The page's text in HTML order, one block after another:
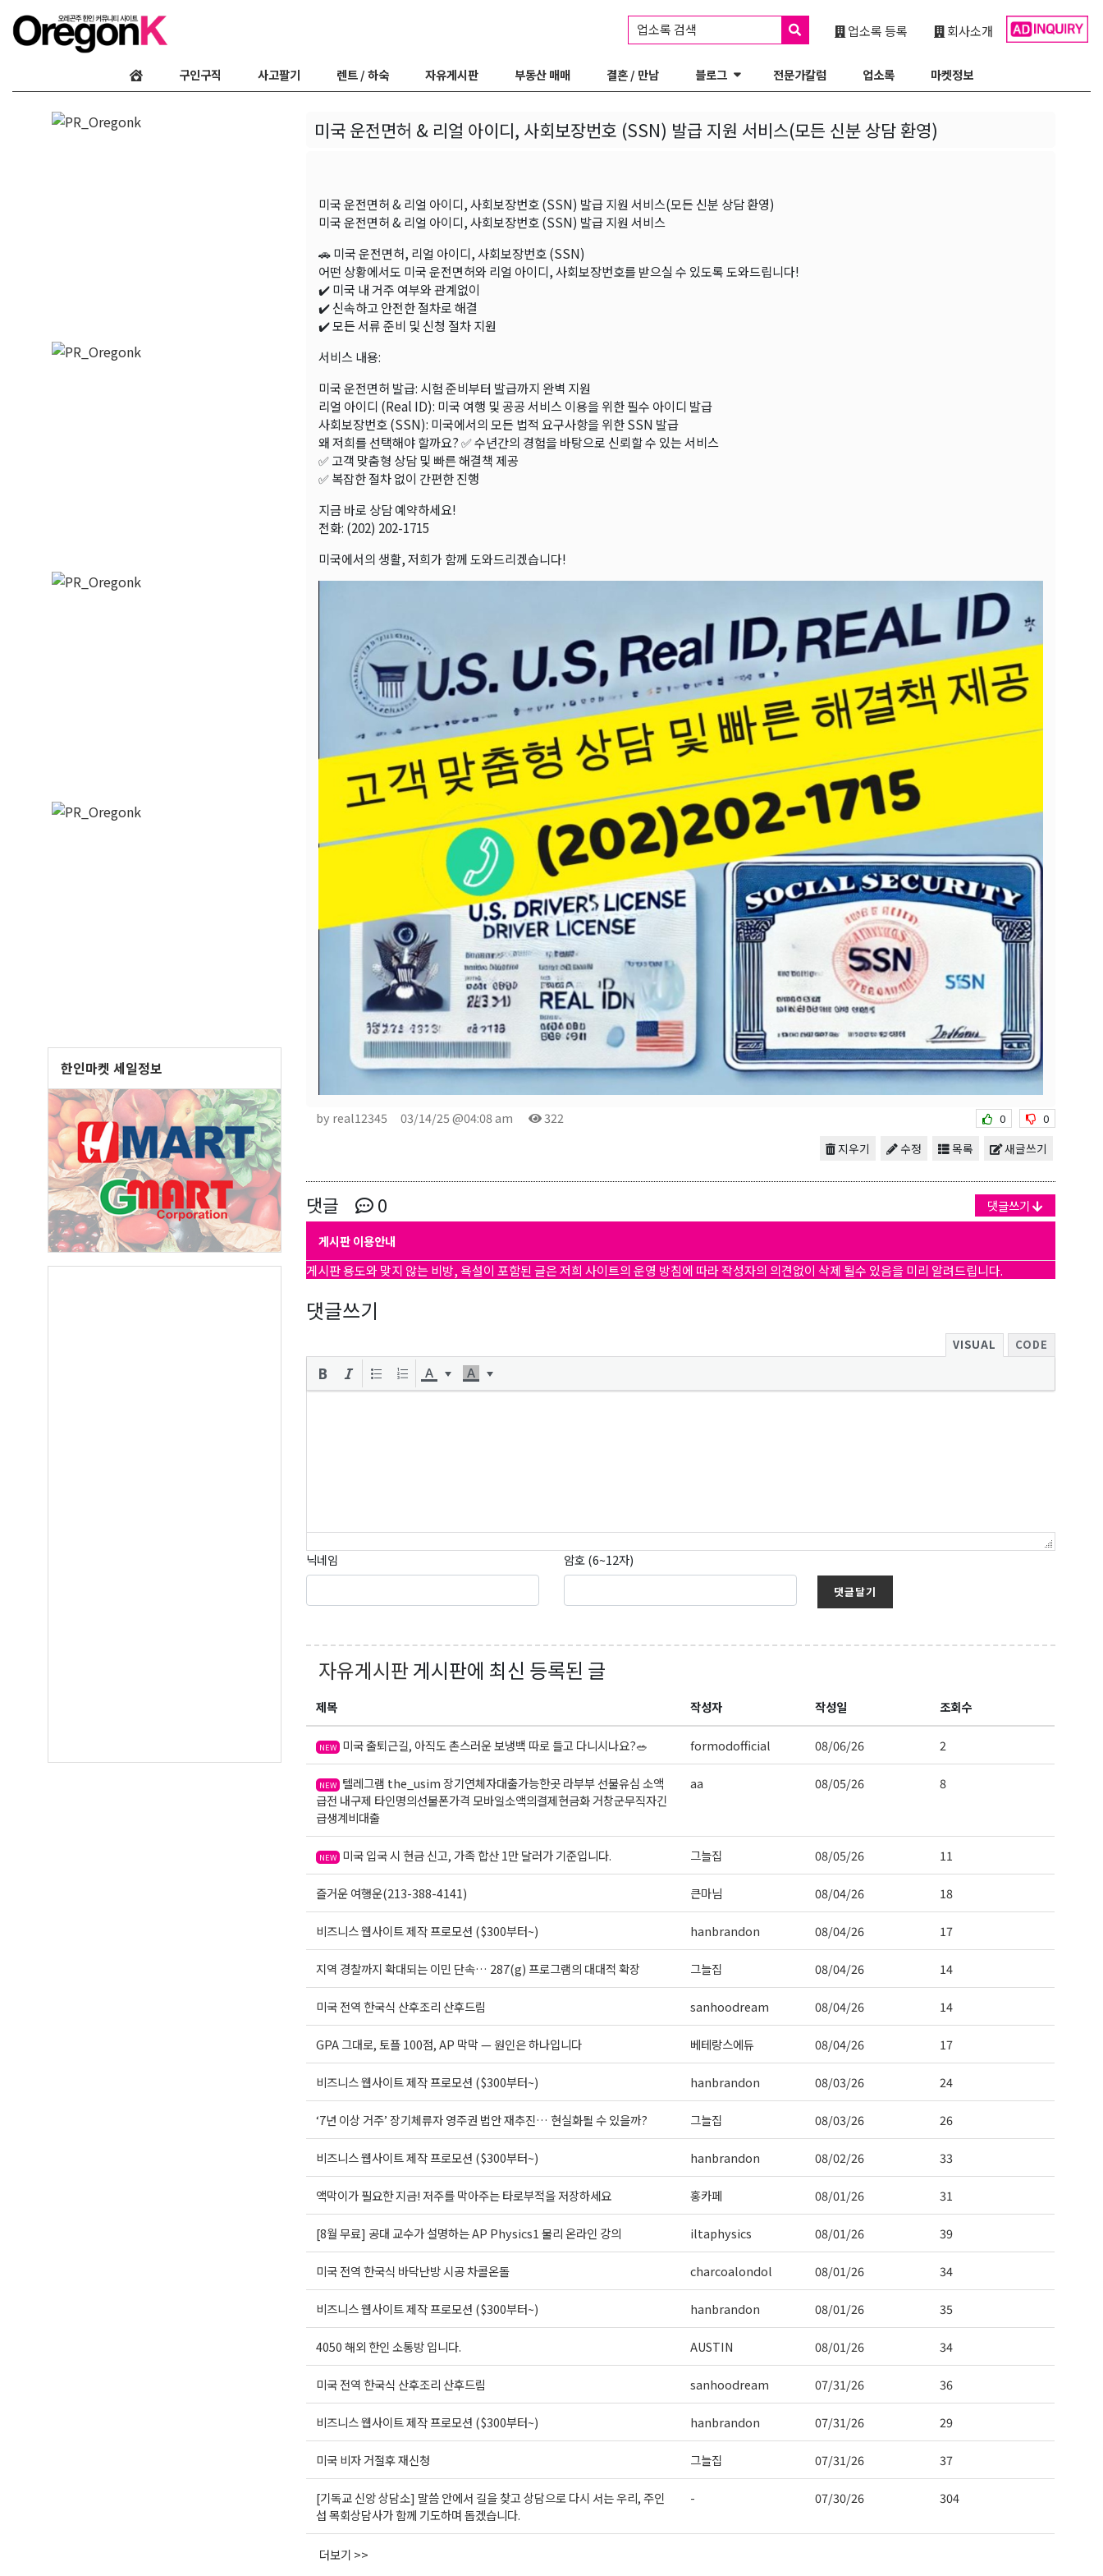
회사소개
업소록 등록
업소록 검색
구인구직 사고팔기 렌트 / 하숙 자유게시판 부동산 매매 결혼 / 만남 블로그 전문가칼럼 업소록 마켓정보
한인마켓 세일정보
미국 운전면허 & 리얼 아이디, 사회보장번호 (SSN) 발급 지원 서비스(모든 신분 상담 환영)
미국 운전면허 & 리얼 아이디, 사회보장번호 (SSN) 발급 지원 서비스(모든 신분 상담 환영)
미국 운전면허 & 리얼 아이디, 사회보장번호 (SSN) 발급 지원 서비스
🚗 미국 운전면허, 리얼 아이디, 사회보장번호 (SSN)
어떤 상황에서도 미국 운전면허와 리얼 아이디, 사회보장번호를 받으실 수 있도록 도와드립니다!
✔️ 미국 내 거주 여부와 관계없이
✔️ 신속하고 안전한 절차로 해결
✔️ 모든 서류 준비 및 신청 절차 지원
서비스 내용:
미국 운전면허 발급: 시험 준비부터 발급까지 완벽 지원
리얼 아이디 (Real ID): 미국 여행 및 공공 서비스 이용을 위한 필수 아이디 발급
사회보장번호 (SSN): 미국에서의 모든 법적 요구사항을 위한 SSN 발급
왜 저희를 선택해야 할까요? ✅ 수년간의 경험을 바탕으로 신뢰할 수 있는 서비스
✅ 고객 맞춤형 상담 및 빠른 해결책 제공
✅ 복잡한 절차 없이 간편한 진행
지금 바로 상담 예약하세요!
전화: (202) 202-1715
미국에서의 생활, 저희가 함께 도와드리겠습니다!
by real12345 03/14/25 @04:08 am 322 0 0
새글쓰기
목록
수정
지우기
댓글 0 댓글쓰기
게시판 이용안내
게시판 용도와 맞지 않는 비방, 욕설이 포함된 글은 저희 사이트의 운영 방침에 따라 작성자의 의견없이 삭제 될수 있음을 미리 알려드립니다.
댓글쓰기
VISUAL CODE
닉네임 암호 (6~12자)
댓글달기
자유게시판게시판에 최신 등록된 글
제목 작성자 작성일 조회수
NEW 미국 출퇴근길, 아직도 촌스러운 보냉백 따로 들고 다니시나요?🥗 formodofficial 08/06/26 2
NEW 텔레그램 the_usim 장기연체자대출가능한곳 라부부 선불유심 소액
급전 내구제 타인명의선불폰가격 모바일소액의결제현금화 거창군무직자긴
급생계비대출
aa 08/05/26 8
NEW 미국 입국 시 현금 신고, 가족 합산 1만 달러가 기준입니다. 그늘집 08/05/26 11
즐거운 여행운(213-388-4141) 큰마님 08/04/26 18
비즈니스 웹사이트 제작 프로모션 ($300부터~) hanbrandon 08/04/26 17
지역 경찰까지 확대되는 이민 단속… 287(g) 프로그램의 대대적 확장 그늘집 08/04/26 14
미국 전역 한국식 산후조리 산후드림 sanhoodream 08/04/26 14
GPA 그대로, 토플 100점, AP 막막 — 원인은 하나입니다 베테랑스에듀 08/04/26 17
비즈니스 웹사이트 제작 프로모션 ($300부터~) hanbrandon 08/03/26 24
‘7년 이상 거주’ 장기체류자 영주권 법안 재추진… 현실화될 수 있을까? 그늘집 08/03/26 26
비즈니스 웹사이트 제작 프로모션 ($300부터~) hanbrandon 08/02/26 33
액막이가 필요한 지금! 저주를 막아주는 타로부적을 저장하세요 홍카페 08/01/26 31
[8월 무료] 공대 교수가 설명하는 AP Physics1 물리 온라인 강의 iltaphysics 08/01/26 39
미국 전역 한국식 바닥난방 시공 차콜온돌 charcoalondol 08/01/26 34
비즈니스 웹사이트 제작 프로모션 ($300부터~) hanbrandon 08/01/26 35
4050 해외 한인 소통방 입니다. AUSTIN 08/01/26 34
미국 전역 한국식 산후조리 산후드림 sanhoodream 07/31/26 36
비즈니스 웹사이트 제작 프로모션 ($300부터~) hanbrandon 07/31/26 29
미국 비자 거절후 재신청 그늘집 07/31/26 37
[기독교 신앙 상담소] 말씀 안에서 길을 찾고 상담으로 다시 서는 우리, 주인
섭 목회상담사가 함께 기도하며 돕겠습니다.
- 07/30/26 304
더보기 >>
오레곤K 뉴스레터 구독
매주 오레곤K 뉴스레터를 통해 다양한 로컬소식과 오레곤 한인 사회 정보를 받아
보실수 있습니다.
By submitting this form, you are consenting to receive KCR Media Group from: KCR Media Group, 23416 Hwy 99
by using the SafeUnsubscribe® link, found at the bottom of every email.
오레곤K 뉴스레터 구독하기!